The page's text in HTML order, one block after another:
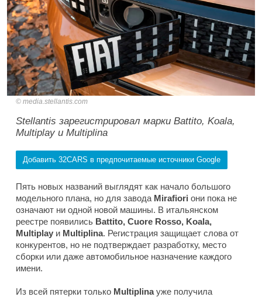
media.stellantis.com
Stellantis зарегистрировал марки Battito, Koala,
Multiplay и Multiplina
Добавить 32CARS в предпочитаемые источники Google
Пять новых названий выглядят как начало большого
модельного плана, но для завода Mirafiori они пока не
означают ни одной новой машины. В итальянском
реестре появились Battito, Cuore Rosso, Koala,
Multiplay и Multiplina. Регистрация защищает слова от
конкурентов, но не подтверждает разработку, место
сборки или даже автомобильное назначение каждого
имени.
Из всей пятерки только Multiplinaуже получила